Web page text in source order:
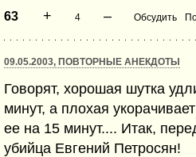
63 + 4 – Обсудить
09.05.2003, ПОВТОРНЫЕ АНЕКДОТЫ
Говорят, хорошая шутка
минут, а плохая укорачивает
ее на 15 минут.... Итак,
убийца Евгений Петросян!